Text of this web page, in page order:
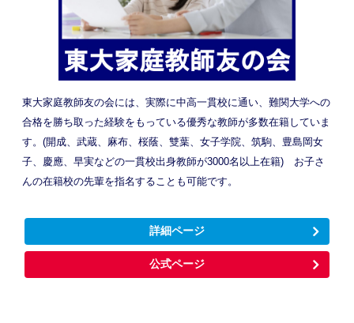
東大家庭教師友の会には、実際に中高一貫校に通い、難関大学への
合格を勝ち取った経験をもっている優秀な教師が多数在籍していま
す。(開成、武蔵、麻布、桜蔭、雙葉、女子学院、筑駒、豊島岡女
子、慶應、早実などの一貫校出身教師が3000名以上在籍) お子さ
んの在籍校の先輩を指名することも可能です。
詳細ページ
公式ページ